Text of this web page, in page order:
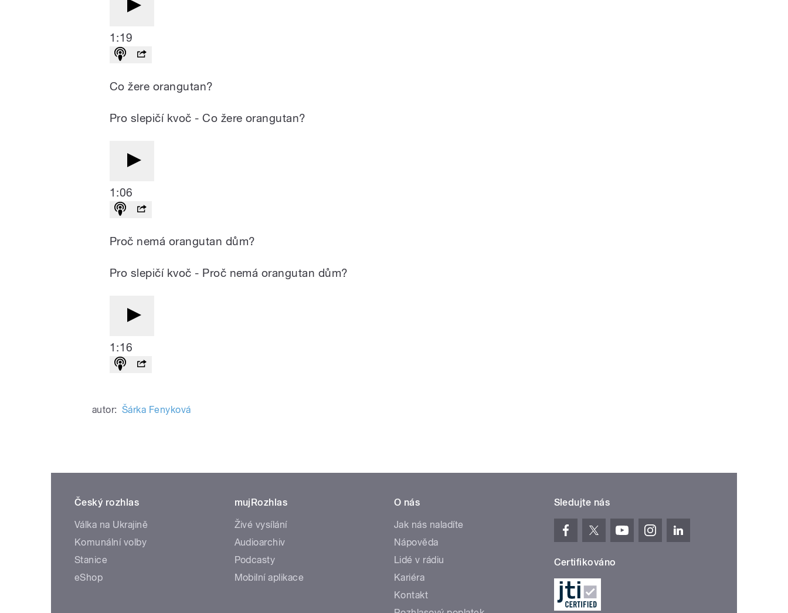
1:19
Co žere orangutan?
Pro slepičí kvoč - Co žere orangutan?
1:06
Proč nemá orangutan dům?
Pro slepičí kvoč - Proč nemá orangutan dům?
1:16
autor: Šárka Fenyková
Český rozhlas
Válka na Ukrajině
Komunální volby
Stanice
eShop
mujRozhlas
Živé vysílání
Audioarchiv
Podcasty
Mobilní aplikace
O nás
Jak nás naladíte
Nápověda
Lidé v rádiu
Kariéra
Kontakt
Sledujte nás
Certifikováno